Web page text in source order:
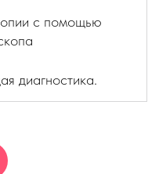
с помощью
диагностика.